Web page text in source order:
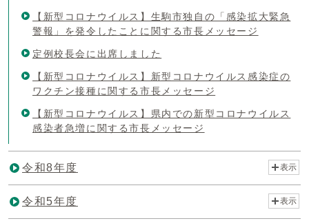
【新型コロナウイルス】生駒市独自の「感染拡大緊急
警報」を発令したことに関する市長メッセージ
定例校長会に出席しました
【新型コロナウイルス】新型コロナウイルス感染症の
ワクチン接種に関する市長メッセージ
【新型コロナウイルス】県内での新型コロナウイルス
感染者急増に関する市長メッセージ
令和8年度 表示
令和5年度 表示